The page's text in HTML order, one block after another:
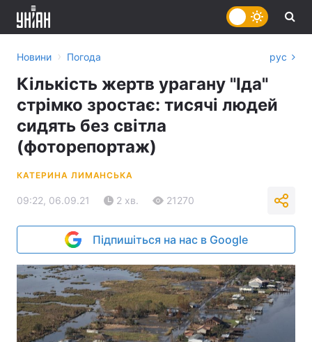
Новини › Погода рус
Кількість жертв урагану "Іда"
стрімко зростає: тисячі людей
сидять без світла
(фоторепортаж)
КАТЕРИНА ЛИМАНСЬКА
09:22, 06.09.21 2 хв. 21270
Підпишіться на нас в Google